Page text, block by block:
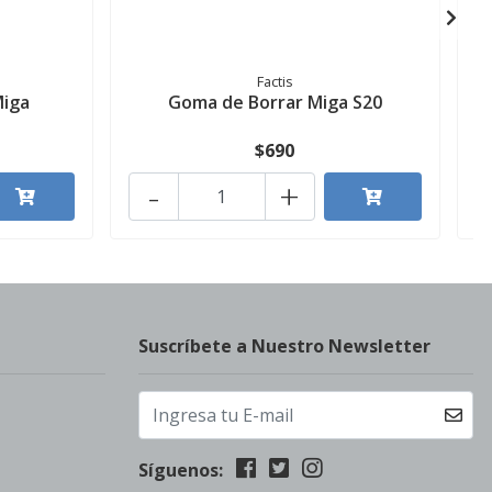
Factis
Goma de Borrar Miga S20
$690
+
-
Suscríbete a Nuestro Newsletter
Síguenos: